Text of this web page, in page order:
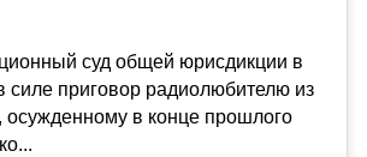
суд общей юрисдикции в
силе приговор радиолюбителю из
в конце прошлого